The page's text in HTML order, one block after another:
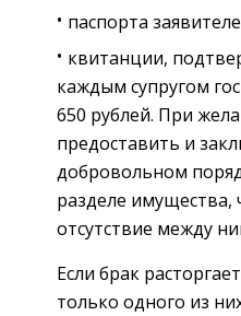
паспорта
квитанции,
каждым супругом
650 рублей. При
предоставить и
добровольном
разделе
отсутствие между
Если брак
только одного из